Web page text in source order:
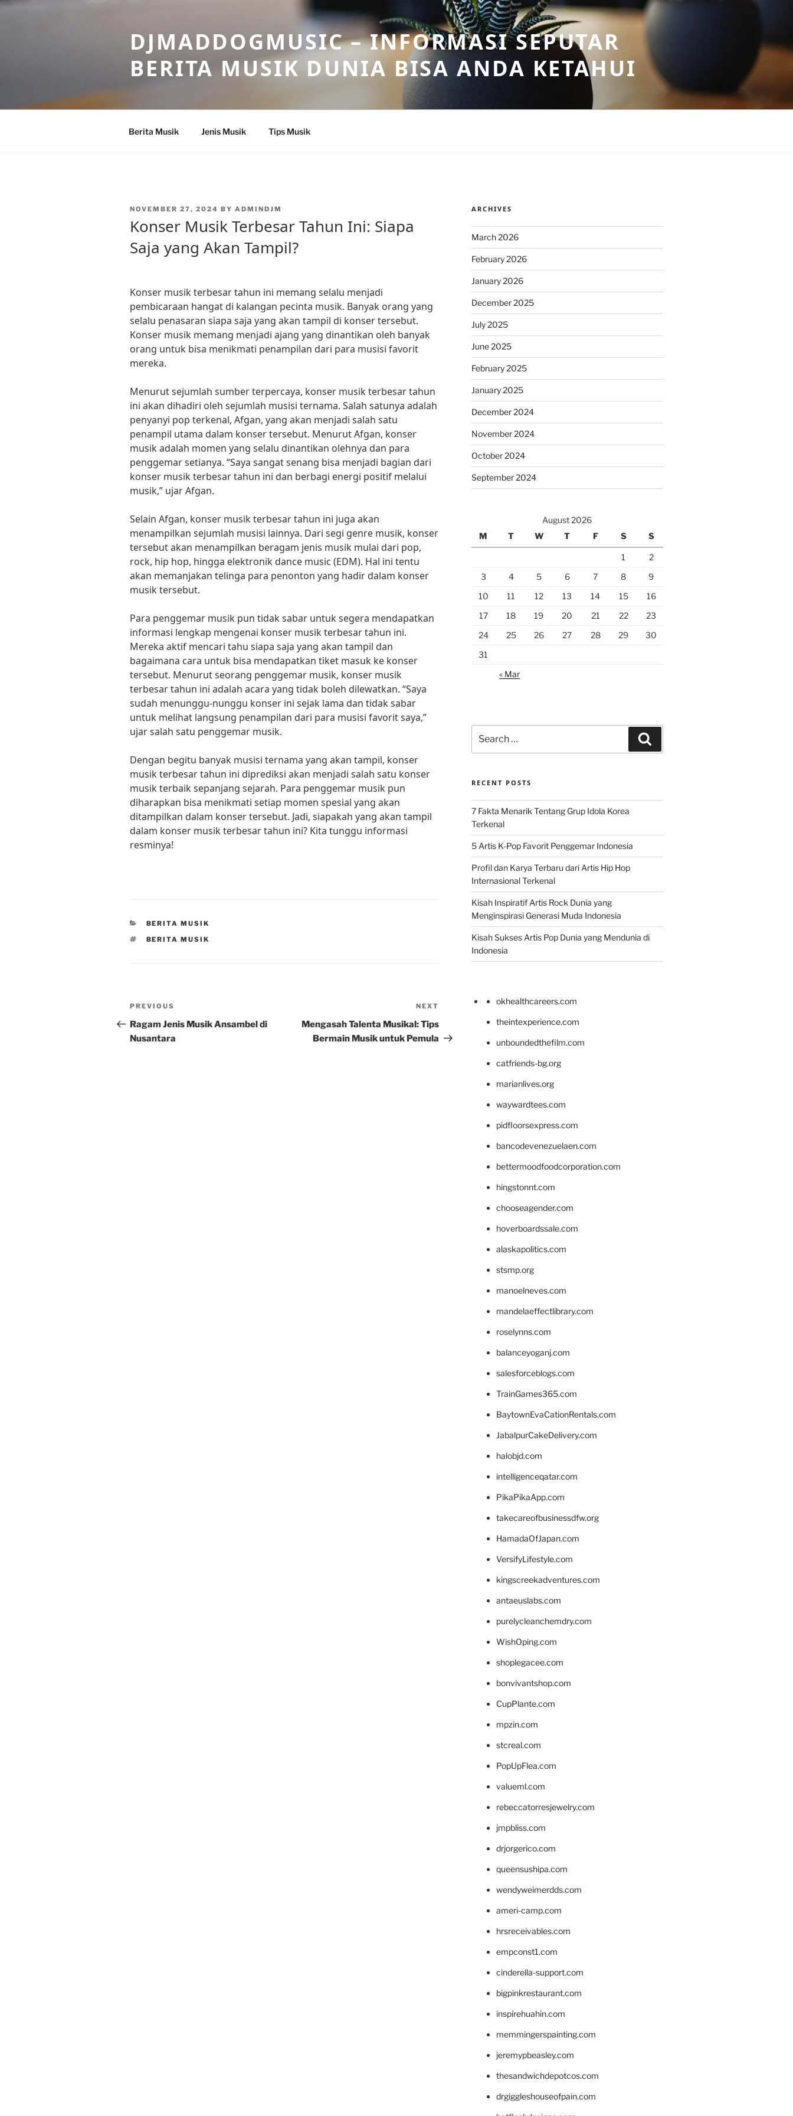
Skip
DJMADDOGMUSIC – INFORMASI SEPUTAR
BERITA MUSIK DUNIA BISA ANDA KETAHUI
Berita Musik Jenis Musik Tips Musik
POSTED
NOVEMBER 27, 2024 BY ADMINDJM
Konser Musik Terbesar Tahun Ini: Siapa
Saja yang Akan Tampil?
Konser musik terbesar tahun ini memang selalu menjadi
pembicaraan hangat di kalangan pecinta musik. Banyak orang yang
selalu penasaran siapa saja yang akan tampil di konser tersebut.
Konser musik memang menjadi ajang yang dinantikan oleh banyak
orang untuk bisa menikmati penampilan dari para musisi favorit
mereka.
Menurut sejumlah sumber terpercaya, konser musik terbesar tahun
ini akan dihadiri oleh sejumlah musisi ternama. Salah satunya adalah
penyanyi pop terkenal, Afgan, yang akan menjadi salah satu
penampil utama dalam konser tersebut. Menurut Afgan, konser
musik adalah momen yang selalu dinantikan olehnya dan para
penggemar setianya. “Saya sangat senang bisa menjadi bagian dari
konser musik terbesar tahun ini dan berbagi energi positif melalui
musik,” ujar Afgan.
Selain Afgan, konser musik terbesar tahun ini juga akan
menampilkan sejumlah musisi lainnya. Dari segi genre musik, konser
tersebut akan menampilkan beragam jenis musik mulai dari pop,
rock, hip hop, hingga elektronik dance music (EDM). Hal ini tentu
akan memanjakan telinga para penonton yang hadir dalam konser
musik tersebut.
Para penggemar musik pun tidak sabar untuk segera mendapatkan
informasi lengkap mengenai konser musik terbesar tahun ini.
Mereka aktif mencari tahu siapa saja yang akan tampil dan
bagaimana cara untuk bisa mendapatkan tiket masuk ke konser
tersebut. Menurut seorang penggemar musik, konser musik
terbesar tahun ini adalah acara yang tidak boleh dilewatkan. “Saya
sudah menunggu-nunggu konser ini sejak lama dan tidak sabar
untuk melihat langsung penampilan dari para musisi favorit saya,”
ujar salah satu penggemar musik.
Dengan begitu banyak musisi ternama yang akan tampil, konser
musik terbesar tahun ini diprediksi akan menjadi salah satu konser
musik terbaik sepanjang sejarah. Para penggemar musik pun
diharapkan bisa menikmati setiap momen spesial yang akan
ditampilkan dalam konser tersebut. Jadi, siapakah yang akan tampil
dalam konser musik terbesar tahun ini? Kita tunggu informasi
resminya!
CATEGORIES
BERITA MUSIK
TAGS
BERITA MUSIK
Post
navigation
Previous
Post
PREVIOUS
Ragam Jenis Musik Ansambel di
Nusantara
Post
NEXT
Mengasah Talenta Musikal: Tips
Bermain Musik untuk Pemula
ARCHIVES
March 2026
February 2026
January 2026
December 2025
July 2025
June 2025
February 2025
January 2025
December 2024
November 2024
October 2024
September 2024
August 2026
M
T W T F S S
1
2
3
4 5 6 7 8
9
10
11 12 13 14 15
16
17
18 19 20 21 22
23
24
25 26 27 28 29
30
31
« Mar
for:
RECENT POSTS
7 Fakta Menarik Tentang Grup Idola Korea
Terkenal
5 Artis K-Pop Favorit Penggemar Indonesia
Profil dan Karya Terbaru dari Artis Hip Hop
Internasional Terkenal
Kisah Inspiratif Artis Rock Dunia yang
Menginspirasi Generasi Muda Indonesia
Kisah Sukses Artis Pop Dunia yang Mendunia di
Indonesia
okhealthcareers.com
theintexperience.com
unboundedthefilm.com
catfriends-bg.org
marianlives.org
waywardtees.com
pidfloorsexpress.com
bancodevenezuelaen.com
bettermoodfoodcorporation.com
hingstonnt.com
chooseagender.com
hoverboardssale.com
alaskapolitics.com
stsmp.org
manoelneves.com
mandelaeffectlibrary.com
roselynns.com
balanceyoganj.com
salesforceblogs.com
TrainGames365.com
BaytownEvaCationRentals.com
JabalpurCakeDelivery.com
halobjd.com
intelligenceqatar.com
PikaPikaApp.com
takecareofbusinessdfw.org
HamadaOfJapan.com
VersifyLifestyle.com
kingscreekadventures.com
antaeuslabs.com
purelycleanchemdry.com
WishOping.com
shoplegacee.com
bonvivantshop.com
CupPlante.com
mpzin.com
stcreal.com
PopUpFlea.com
valueml.com
rebeccatorresjewelry.com
jmpbliss.com
drjorgerico.com
queensushipa.com
wendyweimerdds.com
ameri-camp.com
hrsreceivables.com
empconst1.com
cinderella-support.com
bigpinkrestaurant.com
inspirehuahin.com
memmingerspainting.com
jeremypbeasley.com
thesandwichdepotcos.com
drgiggleshouseofpain.com